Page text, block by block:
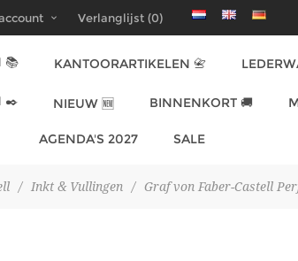
Verlanglijst (0)
📚 KANTOORARTIKELEN 📇
✒️ NIEUW 🆕 BINNENKORT 🚚
AGENDA'S 2027 SALE
/ Inkt & Vullingen / Graf von Faber-Castell